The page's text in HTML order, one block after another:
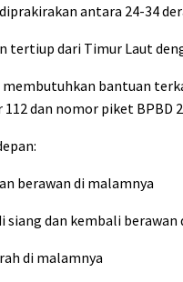
antara 24-34
dari Timur Laut
bantuan
dan nomor piket BPBD
berawan di malamnya
dan kembali berawan
di malamnya